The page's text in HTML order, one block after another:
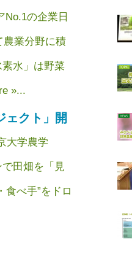
No.1の企業日
農業分野に積
水」は野菜
»...
ェクト」開
大学農学
田畑を「見
食べ手”をドロ